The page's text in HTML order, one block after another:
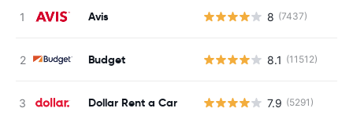
Avis 8 (7437)
Budget 8.1 (11512)
Dollar Rent a Car 7.9 (5291)